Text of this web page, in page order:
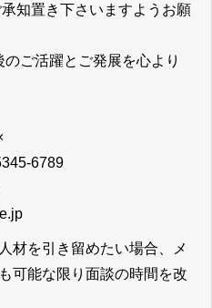
知置き下さいますようお願
ご活躍とご発展を心より
6789
材を引き留めたい場合、メ
可能な限り面談の時間を改